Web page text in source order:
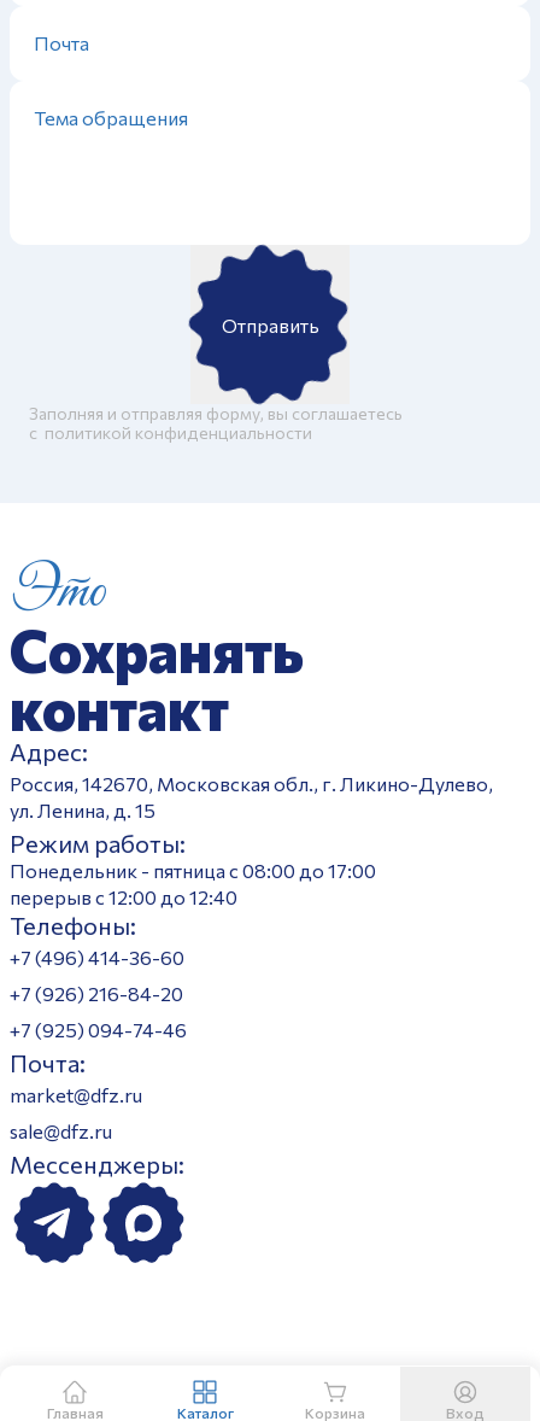
Отправить
Заполняя и отправляя форму, вы соглашаетесь
c политикой конфиденциальности
Это
Сохранять
контакт
Адрес:
Россия, 142670, Московская обл., г. Ликино-Дулево,
ул. Ленина, д. 15
Режим работы:
Понедельник - пятница с 08:00 до 17:00
перерыв с 12:00 до 12:40
Телефоны:
+7 (496) 414-36-60
+7 (926) 216-84-20
+7 (925) 094-74-46
Почта:
market@dfz.ru
sale@dfz.ru
Мессенджеры:
Главная Каталог Корзина Вход